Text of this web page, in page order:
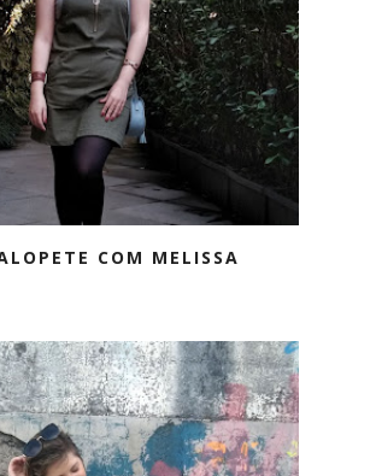
COM MELISSA